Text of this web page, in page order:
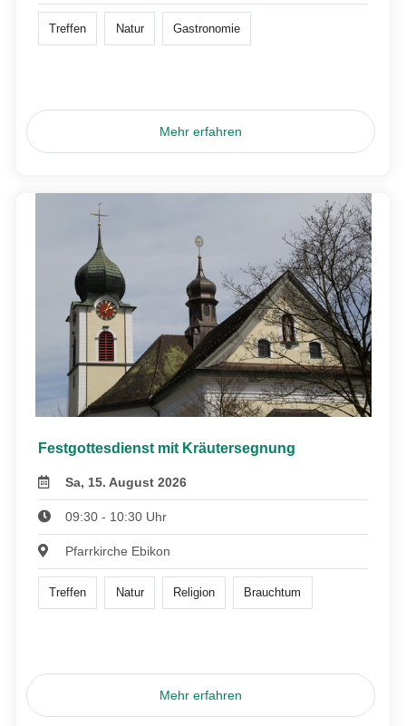
Treffen Natur Gastronomie
Mehr erfahren
Festgottesdienst mit Kräutersegnung
Sa, 15. August 2026
09:30 - 10:30 Uhr
Pfarrkirche Ebikon
Treffen Natur Religion Brauchtum
Mehr erfahren